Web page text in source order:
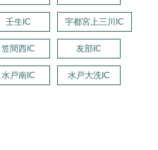
壬生IC 宇都宮上三川IC
笠間西IC 友部IC
水戸南IC 水戸大洗IC